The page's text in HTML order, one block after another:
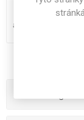
Unilin MDF
a natírání